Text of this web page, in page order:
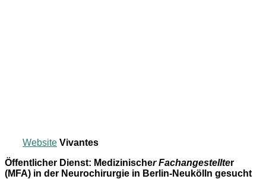
Website Vivantes
Öffentlicher Dienst: Medizinischer Fachangestellter
(MFA) in der Neurochirurgie in Berlin-Neukölln gesucht